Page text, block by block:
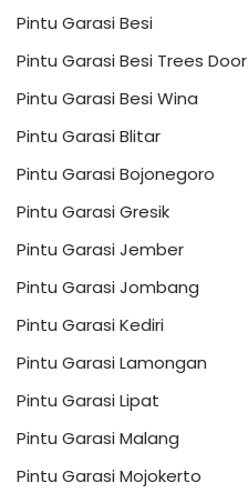
Pintu Garasi Besi
Pintu Garasi Besi Trees Door
Pintu Garasi Besi Wina
Pintu Garasi Blitar
Pintu Garasi Bojonegoro
Pintu Garasi Gresik
Pintu Garasi Jember
Pintu Garasi Jombang
Pintu Garasi Kediri
Pintu Garasi Lamongan
Pintu Garasi Lipat
Pintu Garasi Malang
Pintu Garasi Mojokerto